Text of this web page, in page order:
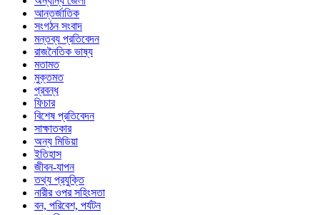
আন্তর্জাতিক
সংগঠন সংবাদ
মন্তব্য প্রতিবেদন
রাজনৈতিক ভাষ্য
মতামত
মুক্তমত
প্রবন্ধ
ফিচার
বিশেষ প্রতিবেদন
সাক্ষাতকার
অন্য মিডিয়া
ইতিহাস
জীবন-যাপন
তথ্য প্রযুক্তি
নারীর ওপর সহিংসতা
বন, পরিবেশ, পর্যটন